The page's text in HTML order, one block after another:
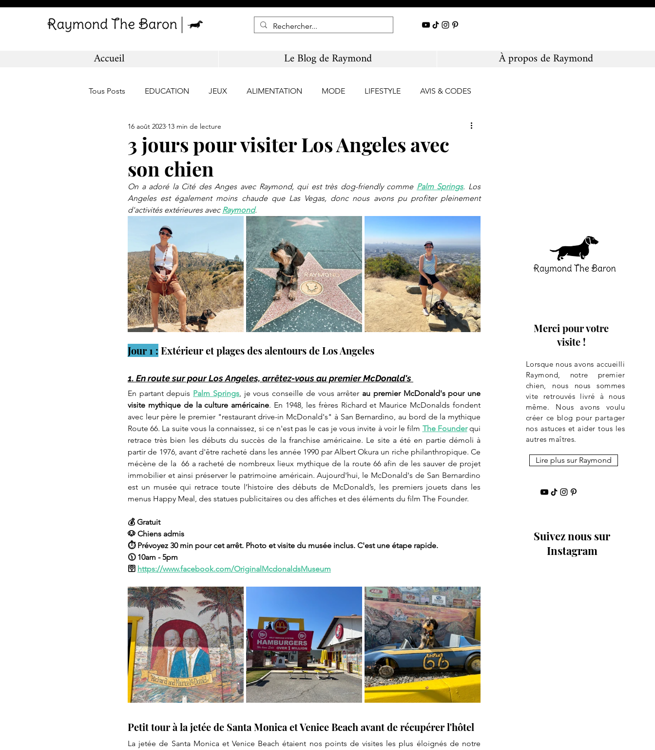
Accueil Le Blog de Raymond À propos de Raymond
Tous Posts EDUCATION JEUX ALIMENTATION MODE LIFESTYLE AVIS & CODES
VOYAGE SPORT
3 jours pour visiter Los Angeles avec
son chien
16 août 2023 13 min de lecture
On a adoré la Cité des Anges avec Raymond, qui est très dog-friendly comme Palm Springs. Los
Angeles est également moins chaude que Las Vegas, donc nous avons pu profiter pleinement
d'activités extérieures avec Raymond.
Jour 1 : Extérieur et plages des alentours de Los Angeles
1. En route sur pour Los Angeles, arrêtez-vous au premier McDonald's
En partant depuis Palm Springs, je vous conseille de vous arrêter au premier McDonald's pour une
visite mythique de la culture américaine. En 1948, les frères Richard et Maurice McDonalds fondent
avec leur père le premier "restaurant drive-in McDonald's" à San Bernardino, au bord de la mythique
Route 66. La suite vous la connaissez, si ce n'est pas le cas je vous invite à voir le film The Founder qui
retrace très bien les débuts du succès de la franchise américaine. Le site a été en partie démoli à
partir de 1976, avant d'être racheté dans les année 1990 par Albert Okura un riche philanthropique. Ce
mécène de la  66 a racheté de nombreux lieux mythique de la route 66 afin de les sauver de projet
immobilier et ainsi préserver le patrimoine américain. Aujourd'hui, le McDonald's de San Bernardino
est un musée qui retrace toute l’histoire des débuts de McDonald’s, les premiers jouets dans les
menus Happy Meal, des statues publicitaires ou des affiches et des éléments du film The Founder.
💰 Gratuit
🐶 Chiens admis
⏱️ Prévoyez 30 min pour cet arrêt. Photo et visite du musée inclus. C'est une étape rapide.
🕦 10am - 5pm
🛜 https://www.facebook.com/OriginalMcdonaldsMuseum
Petit tour à la jetée de Santa Monica et Venice Beach avant de récupérer l'hôtel
Merci pour votre
visite !
Lorsque nous avons accueilli
Raymond, notre premier
chien, nous nous sommes
vite retrouvés livré à nous
même. Nous avons voulu
créer ce blog pour partager
nos astuces et aider tous les
autres maîtres.
Lire plus sur Raymond
Suivez nous sur
Instagram